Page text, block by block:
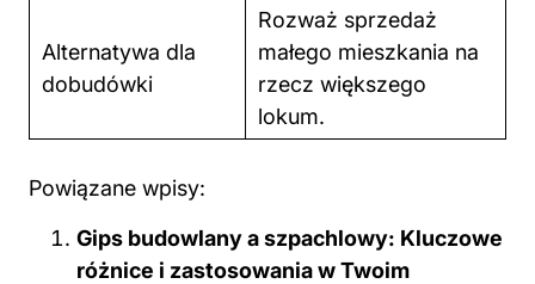
Alternatywa dla
dobudówki
Rozważ sprzedaż
małego mieszkania na
rzecz większego
lokum.
Powiązane wpisy:
Gips budowlany a szpachlowy: Kluczowe
różnice i zastosowania w Twoim